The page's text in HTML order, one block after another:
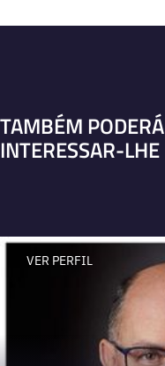
TAMBÉM PODERÁ
INTERESSAR-LHE
VER PERFIL